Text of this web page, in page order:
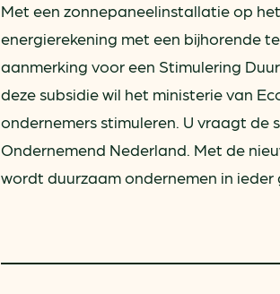
Met een zonnepaneelinstallatie op
energierekening met een bijhorende
aanmerking voor een Stimulering
deze subsidie wil het ministerie van
ondernemers stimuleren. U vraagt de
Ondernemend Nederland. Met de
wordt duurzaam ondernemen in ieder